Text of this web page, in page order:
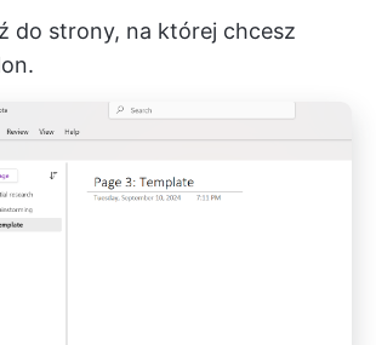
do strony, na której chcesz